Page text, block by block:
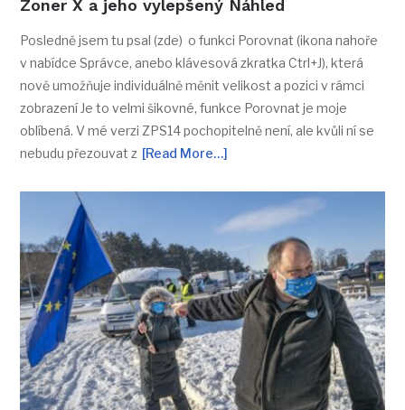
Zoner X a jeho vylepšený Náhled
Posledně jsem tu psal (zde) o funkci Porovnat (ikona nahoře
v nabídce Správce, anebo klávesová zkratka Ctrl+J), která
nově umožňuje individuálně měnit velikost a pozici v rámci
zobrazení Je to velmi šikovné, funkce Porovnat je moje
oblíbená. V mé verzi ZPS14 pochopitelně není, ale kvůli ní se
nebudu přezouvat z [Read More…]